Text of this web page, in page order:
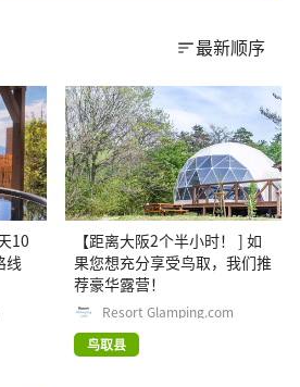
最新顺序
10
线
【距离大阪2个半小时！ ] 如
果您想充分享受鸟取，我们推
荐豪华露营！
Resort Glamping.com
鸟取县